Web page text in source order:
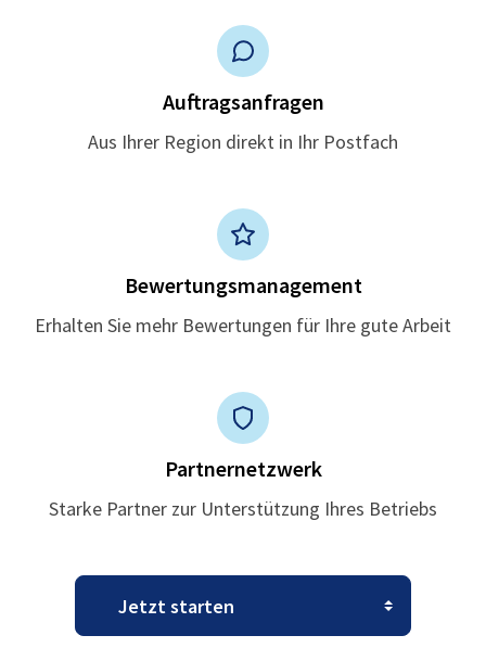
Auftragsanfragen
Aus Ihrer Region direkt in Ihr Postfach
Bewertungsmanagement
Erhalten Sie mehr Bewertungen für Ihre gute Arbeit
Partnernetzwerk
Starke Partner zur Unterstützung Ihres Betriebs